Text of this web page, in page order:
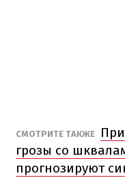
СМОТРИТЕ ТАКЖЕ
грозы со
прогнозируют